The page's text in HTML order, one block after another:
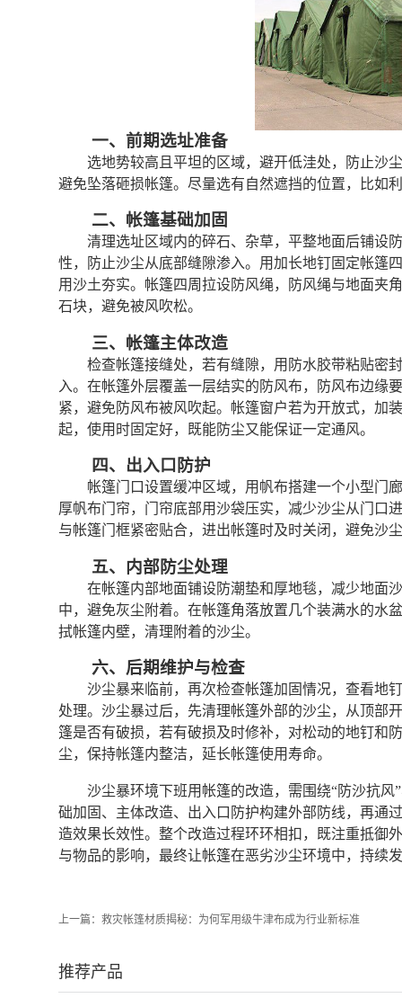
一、前期选址准备
选地势较高且平坦的区域，避开低洼处，防止沙
避免坠落砸损帐篷。尽量选有自然遮挡的位置，比如
二、帐篷基础加固
清理选址区域内的碎石、杂草，平整地面后铺设
性，防止沙尘从底部缝隙渗入。用加长地钉固定帐篷
用沙土夯实。帐篷四周拉设防风绳，防风绳与地面夹
石块，避免被风吹松。
三、帐篷主体改造
检查帐篷接缝处，若有缝隙，用防水胶带粘贴密
入。在帐篷外层覆盖一层结实的防风布，防风布边缘
紧，避免防风布被风吹起。帐篷窗户若为开放式，加
起，使用时固定好，既能防尘又能保证一定通风。
四、出入口防护
帐篷门口设置缓冲区域，用帆布搭建一个小型门
厚帆布门帘，门帘底部用沙袋压实，减少沙尘从门口
与帐篷门框紧密贴合，进出帐篷时及时关闭，避免沙
五、内部防尘处理
在帐篷内部地面铺设防潮垫和厚地毯，减少地面
中，避免灰尘附着。在帐篷角落放置几个装满水的水
拭帐篷内壁，清理附着的沙尘。
六、后期维护与检查
沙尘暴来临前，再次检查帐篷加固情况，查看地
处理。沙尘暴过后，先清理帐篷外部的沙尘，从顶部
篷是否有破损，若有破损及时修补，对松动的地钉和
尘，保持帐篷内整洁，延长帐篷使用寿命。
沙尘暴环境下班用帐篷的改造，需围绕“防沙抗
础加固、主体改造、出入口防护构建外部防线，再通
造效果长效性。整个改造过程环环相扣，既注重抵御
与物品的影响，最终让帐篷在恶劣沙尘环境中，持续
上一篇： 救灾帐篷材质揭秘：为何军用级牛津布成为行业新标准
推荐产品